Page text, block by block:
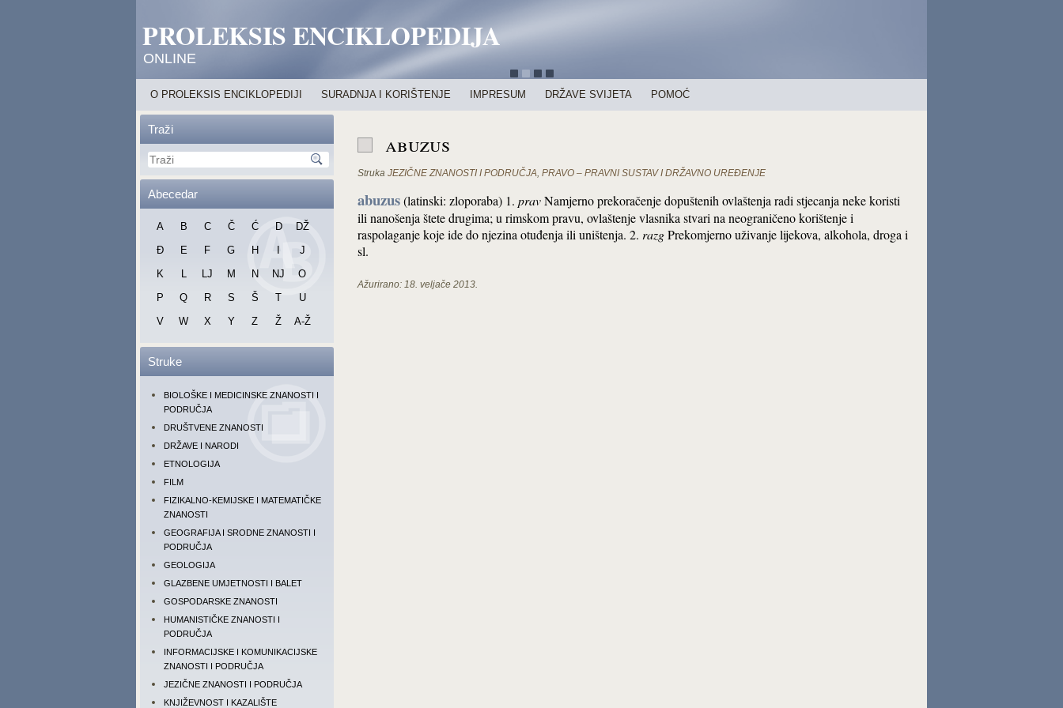
PROLEKSIS ENCIKLOPEDIJA
ONLINE
O PROLEKSIS ENCIKLOPEDIJI SURADNJA I KORIŠTENJE IMPRESUM DRŽAVE SVIJETA POMOĆ
Traži
Abecedar
A B C Č Ć D
DŽ
Đ
E F G H
J
K
L LJ M N NJ
O
P
Q R S Š T
U
V
W X Y Z Ž A-Ž
Struke
BIOLOŠKE I MEDICINSKE ZNANOSTI I
PODRUČJA
DRUŠTVENE ZNANOSTI
DRŽAVE I NARODI
ETNOLOGIJA
FILM
FIZIKALNO-KEMIJSKE I MATEMATIČKE
ZNANOSTI
GEOGRAFIJA I SRODNE ZNANOSTI I
PODRUČJA
GEOLOGIJA
GLAZBENE UMJETNOSTI I BALET
GOSPODARSKE ZNANOSTI
HUMANISTIČKE ZNANOSTI I
PODRUČJA
INFORMACIJSKE I KOMUNIKACIJSKE
ZNANOSTI I PODRUČJA
JEZIČNE ZNANOSTI I PODRUČJA
KNJIŽEVNOST I KAZALIŠTE
abuzus
Struka JEZIČNE ZNANOSTI I PODRUČJA, PRAVO – PRAVNI SUSTAV I DRŽAVNO UREĐENJE
abuzus(latinski: zloporaba) 1. pravNamjerno prekoračenje dopuštenih ovlaštenja radi stjecanja neke koristi
ili nanošenja štete drugima; u rimskom pravu, ovlaštenje vlasnika stvari na neograničeno korištenje i
raspolaganje koje ide do njezina otuđenja ili uništenja. 2. razgPrekomjerno uživanje lijekova, alkohola, droga i
sl.
Ažurirano: 18. veljače 2013.